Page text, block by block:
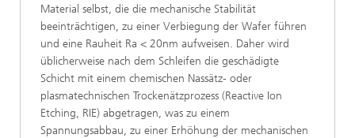
Material selbst, die die mechanische Stabilität
beeinträchtigen, zu einer Verbiegung der Wafer führen
und eine Rauheit Ra < 20nm aufweisen. Daher wird
üblicherweise nach dem Schleifen die geschädigte
Schicht mit einem chemischen Nassätz- oder
plasmatechnischen Trockenätzprozess (Reactive Ion
Etching, RIE) abgetragen, was zu einem
Spannungsabbau, zu einer Erhöhung der mechanischen